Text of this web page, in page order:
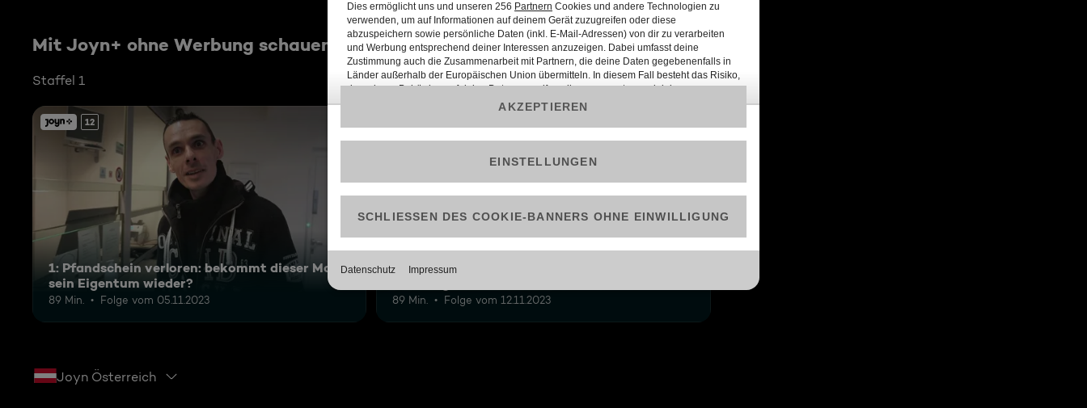
Mit Joyn+ ohne Werbung schauen
Staffel 1
12
1: Pfandschein verloren: bekommt dieser Mann
sein Eigentum wieder?
89 Min. Folge vom 05.11.2023
2: Blanke Nerven im Leihhaus: Kunde kämpft
89 Min. Folge vom 12.11.2023
Joyn Österreich